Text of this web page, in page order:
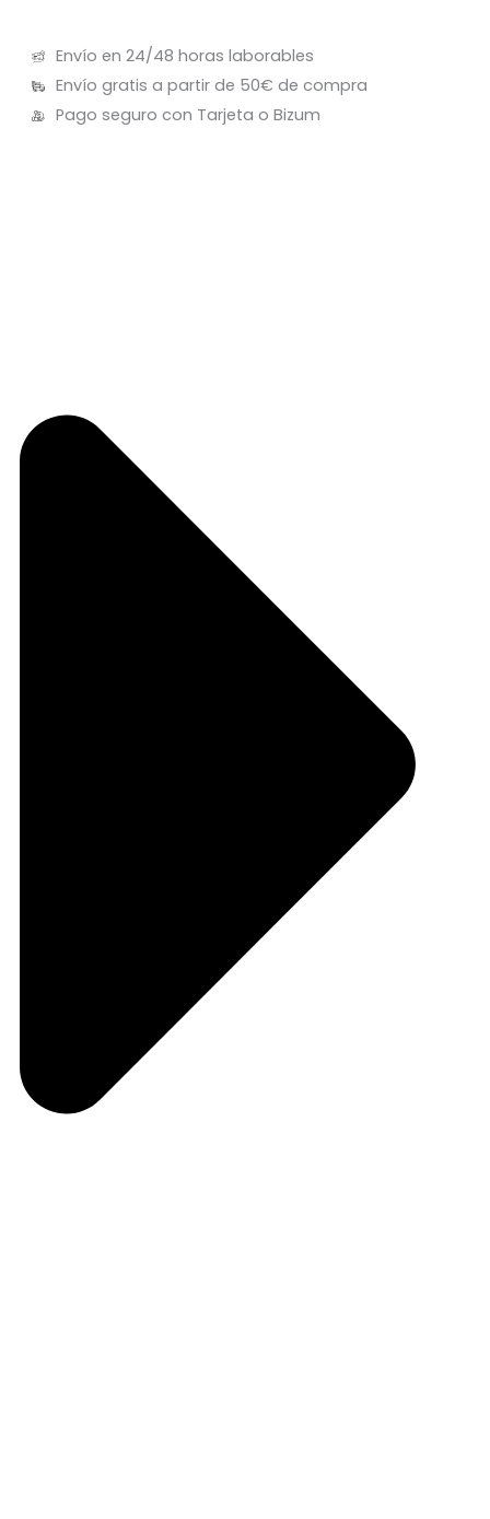
Envío en 24/48 horas laborables
Envío gratis a partir de 50€ de compra
Pago seguro con Tarjeta o Bizum